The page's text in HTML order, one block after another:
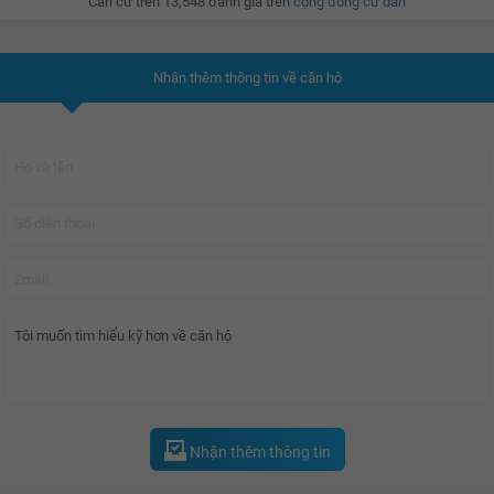
sang trọng và 25 tầng chung cư cao cấp với 300 căn hộ có diện tích đa dạng
Được xây dựng trên khu đất có diện tích 4.408m2, FLC Landmark Tower có
Nhận thêm thông tin về căn hộ
Nhận thêm thông tin